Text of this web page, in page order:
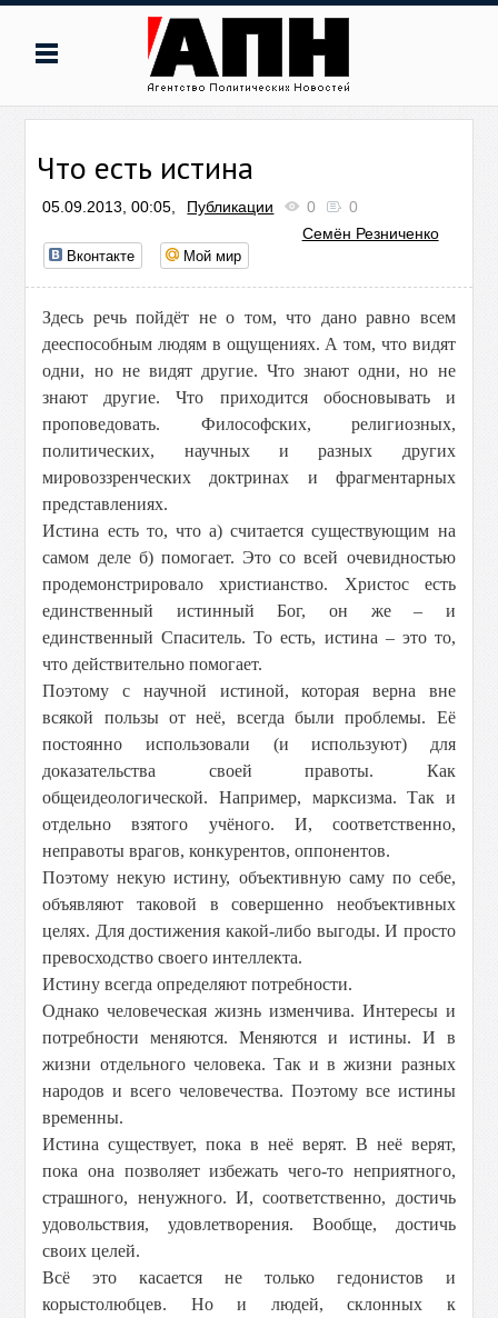
Что есть истина
05.09.2013, 00:05, Публикации 0
0
Семён Резниченко
Вконтакте Мой мир
Здесь речь пойдёт не о том, что дано равно всем
дееспособным людям в ощущениях. А том, что видят
одни, но не видят другие. Что знают одни, но не
знают другие. Что приходится обосновывать и
проповедовать. Философских, религиозных,
политических, научных и разных других
мировоззренческих доктринах и фрагментарных
представлениях.
Истина есть то, что а) считается существующим на
самом деле б) помогает. Это со всей очевидностью
продемонстрировало христианство. Христос есть
единственный истинный Бог, он же – и
единственный Спаситель. То есть, истина – это то,
что действительно помогает.
Поэтому с научной истиной, которая верна вне
всякой пользы от неё, всегда были проблемы. Её
постоянно использовали (и используют) для
доказательства своей правоты. Как
общеидеологической. Например, марксизма. Так и
отдельно взятого учёного. И, соответственно,
неправоты врагов, конкурентов, оппонентов.
Поэтому некую истину, объективную саму по себе,
объявляют таковой в совершенно необъективных
целях. Для достижения какой-либо выгоды. И просто
превосходство своего интеллекта.
Истину всегда определяют потребности.
Однако человеческая жизнь изменчива. Интересы и
потребности меняются. Меняются и истины. И в
жизни отдельного человека. Так и в жизни разных
народов и всего человечества. Поэтому все истины
временны.
Истина существует, пока в неё верят. В неё верят,
пока она позволяет избежать чего-то неприятного,
страшного, ненужного. И, соответственно, достичь
удовольствия, удовлетворения. Вообще, достичь
своих целей.
Всё это касается не только гедонистов и
корыстолюбцев. Но и людей, склонных к